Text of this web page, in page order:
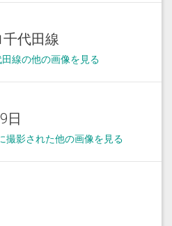
代田線
線の他の画像を見る
日
撮影された他の画像を見る